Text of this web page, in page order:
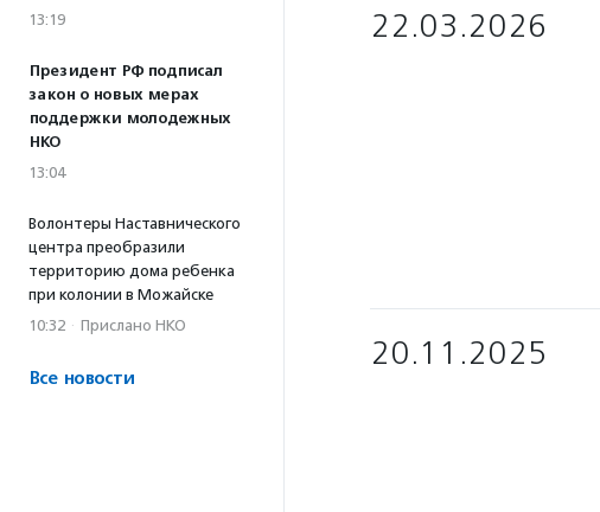
13:19
Президент РФ подписал
закон о новых мерах
поддержки молодежных
НКО
13:04
Волонтеры Наставнического
центра преобразили
территорию дома ребенка
при колонии в Можайске
10:32 · Прислано НКО
Все новости
22.03.2026
20.11.2025